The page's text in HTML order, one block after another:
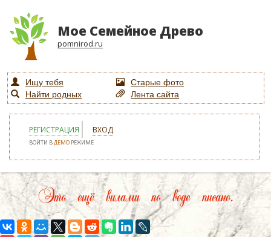
Мое Семейное Древо
pomnirod.ru
Ищу тебя
Старые фото
Найти родных
Лента сайта
РЕГИСТРАЦИЯ ВХОД
ВОЙТИ ВДЕМО РЕЖИМЕ
Это ещё вилами по воде писано.